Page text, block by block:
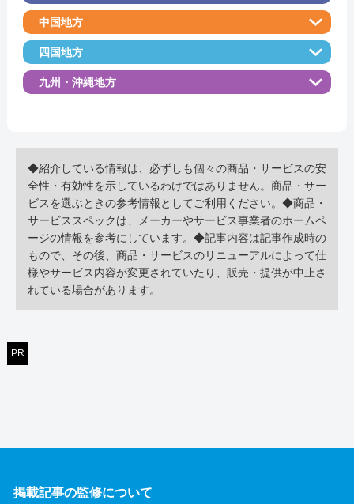
中国地方
四国地方
九州・沖縄地方
◆紹介している情報は、必ずしも個々の商品・サービスの安
全性・有効性を示しているわけではありません。商品・サー
ビスを選ぶときの参考情報としてご利用ください。◆商品・
サービススペックは、メーカーやサービス事業者のホームペ
ージの情報を参考にしています。◆記事内容は記事作成時の
もので、その後、商品・サービスのリニューアルによって仕
様やサービス内容が変更されていたり、販売・提供が中止さ
れている場合があります。
PR
掲載記事の監修について